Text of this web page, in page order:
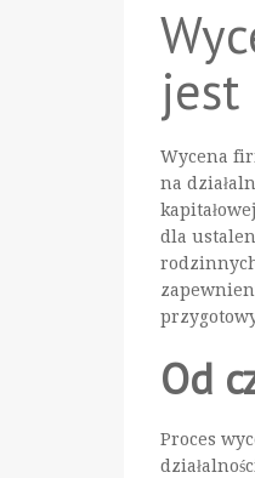
jest
Wycena
na
dla
Od
Proces